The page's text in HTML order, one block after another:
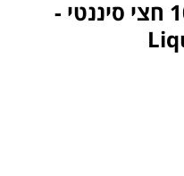
שמן מנוע 10W40 SL/CF חצי סיננטי -